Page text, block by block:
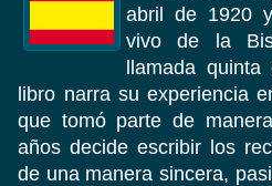
abril de 1920
vivo de la
llamada
libro narra su experiencia
que tomó parte de
años decide escribir los
de una manera sincera,